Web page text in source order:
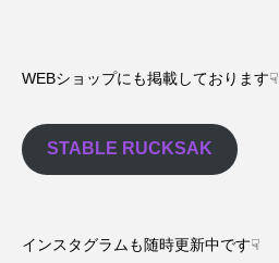
WEBショップにも掲載しております☟
STABLE RUCKSAK
インスタグラムも随時更新中です☟